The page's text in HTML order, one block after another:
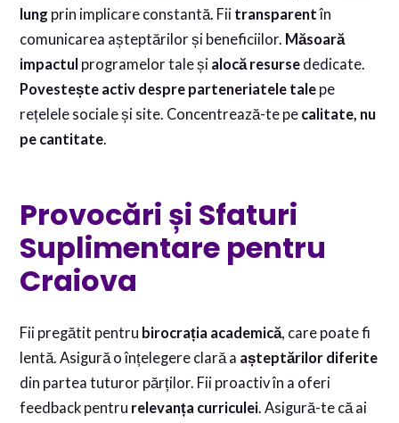
lung prin implicare constantă. Fii transparentîn
comunicarea așteptărilor și beneficiilor. Măsoară
impactul programelor tale și alocă resurse dedicate.
Povestește activ despre parteneriatele tale pe
rețelele sociale și site. Concentrează-te pe calitate, nu
pe cantitate.
Provocări și Sfaturi
Suplimentare pentru
Craiova
Fii pregătit pentru birocrația academică, care poate fi
lentă. Asigură o înțelegere clară a așteptărilor diferite
din partea tuturor părților. Fii proactiv în a oferi
feedback pentru relevanța curriculei. Asigură-te că ai